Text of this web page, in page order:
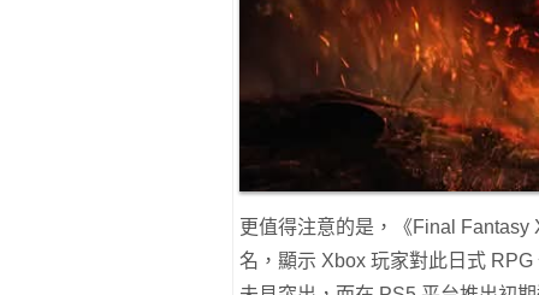
更值得注意的是，《Final
名，顯示 Xbox 玩家對此日式